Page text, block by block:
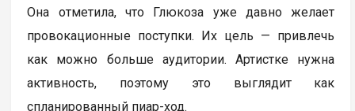
Она отметила, что Глюкоза уже давно желает
провокационные поступки. Их цель — привлечь
как можно больше аудитории. Артистке нужна
активность, поэтому это выглядит как
спланированный пиар-ход.